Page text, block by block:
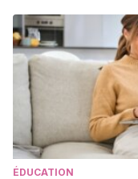
ÉDUCATION